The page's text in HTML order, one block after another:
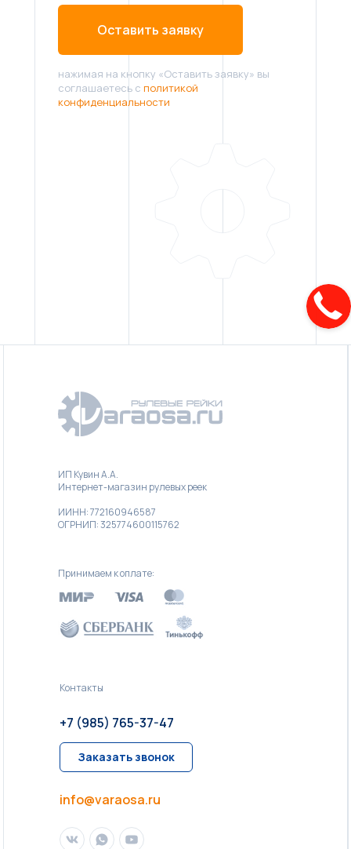
Оставить заявку
нажимая на кнопку «Оставить заявку» вы
соглашаетесь с политикой
конфиденциальности
Принимаем к оплате:
Контакты
ИП Кувин А.А.
Интернет-магазин рулевых реек
ИИНН: 772160946587
ОГРНИП: 325774600115762
info@varaosa.ru
+7 (985) 765-37-47
Заказать звонок